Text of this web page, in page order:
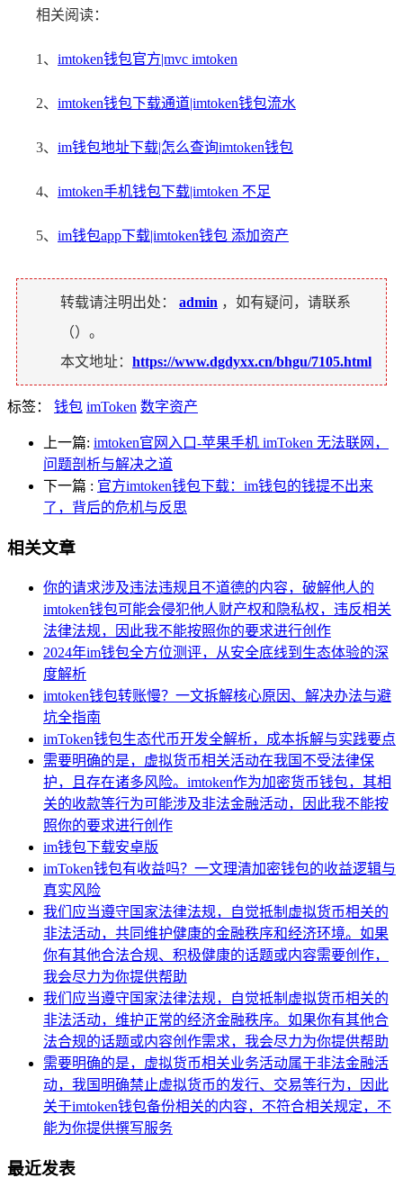
相关阅读：
1、 imtoken钱包官方|mvc imtoken
2、 imtoken钱包下载通道|imtoken钱包流水
3、 im钱包地址下载|怎么查询imtoken钱包
4、 imtoken手机钱包下载|imtoken 不足
5、 im钱包app下载|imtoken钱包 添加资产
转载请注明出处： admin ，如有疑问，请联系
（ ）。
本文地址： https://www.dgdyxx.cn/bhgu/7105.html
标签： 钱包 imToken 数字资产
上一篇: imtoken官网入口-苹果手机 imToken 无法联网，
问题剖析与解决之道
下一篇 : 官方imtoken钱包下载：im钱包的钱提不出来
了，背后的危机与反思
相关文章
你的请求涉及违法违规且不道德的内容，破解他人的
imtoken钱包可能会侵犯他人财产权和隐私权，违反相关
法律法规，因此我不能按照你的要求进行创作
2024年im钱包全方位测评，从安全底线到生态体验的深
度解析
imtoken钱包转账慢？一文拆解核心原因、解决办法与避
坑全指南
imToken钱包生态代币开发全解析，成本拆解与实践要点
需要明确的是，虚拟货币相关活动在我国不受法律保
护，且存在诸多风险。imtoken作为加密货币钱包，其相
关的收款等行为可能涉及非法金融活动，因此我不能按
照你的要求进行创作
im钱包下载安卓版
imToken钱包有收益吗？一文理清加密钱包的收益逻辑与
真实风险
我们应当遵守国家法律法规，自觉抵制虚拟货币相关的
非法活动，共同维护健康的金融秩序和经济环境。如果
你有其他合法合规、积极健康的话题或内容需要创作，
我会尽力为你提供帮助
我们应当遵守国家法律法规，自觉抵制虚拟货币相关的
非法活动，维护正常的经济金融秩序。如果你有其他合
法合规的话题或内容创作需求，我会尽力为你提供帮助
需要明确的是，虚拟货币相关业务活动属于非法金融活
动，我国明确禁止虚拟货币的发行、交易等行为，因此
关于imtoken钱包备份相关的内容，不符合相关规定，不
能为你提供撰写服务
最近发表